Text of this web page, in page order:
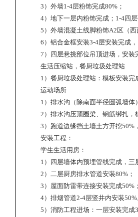
3 ）外墙1-4层粉饰完成80% ；
4）地下一层内粉饰完成； 1-4四
5 ）外墙混凝土线脚粉饰A2区（西
6 ）铝合金框安装3-4层安装完成，
7 ）四层悬挑部位吊顶进场，安装
生活压缩站，餐厨垃圾处理站
1 ）餐厨垃圾处理站：模板安装
运动场所
1 ）排水沟（除南面半径圆弧墙体
2 ）排水沟压顶圈梁、钢筋绑扎，
3 ）跑道边缘挡土墙土方开挖50%
安装工程：
学生生活用房：
1 ）四层墙体内预埋管线完成，三
2 ）二层厨房排水管道安装80%
3 ）屋面防雷带连接安装完成50% ；
4）排烟管道2-4层竖井内安装50%
5 ）消防工程进场：一层安装完成